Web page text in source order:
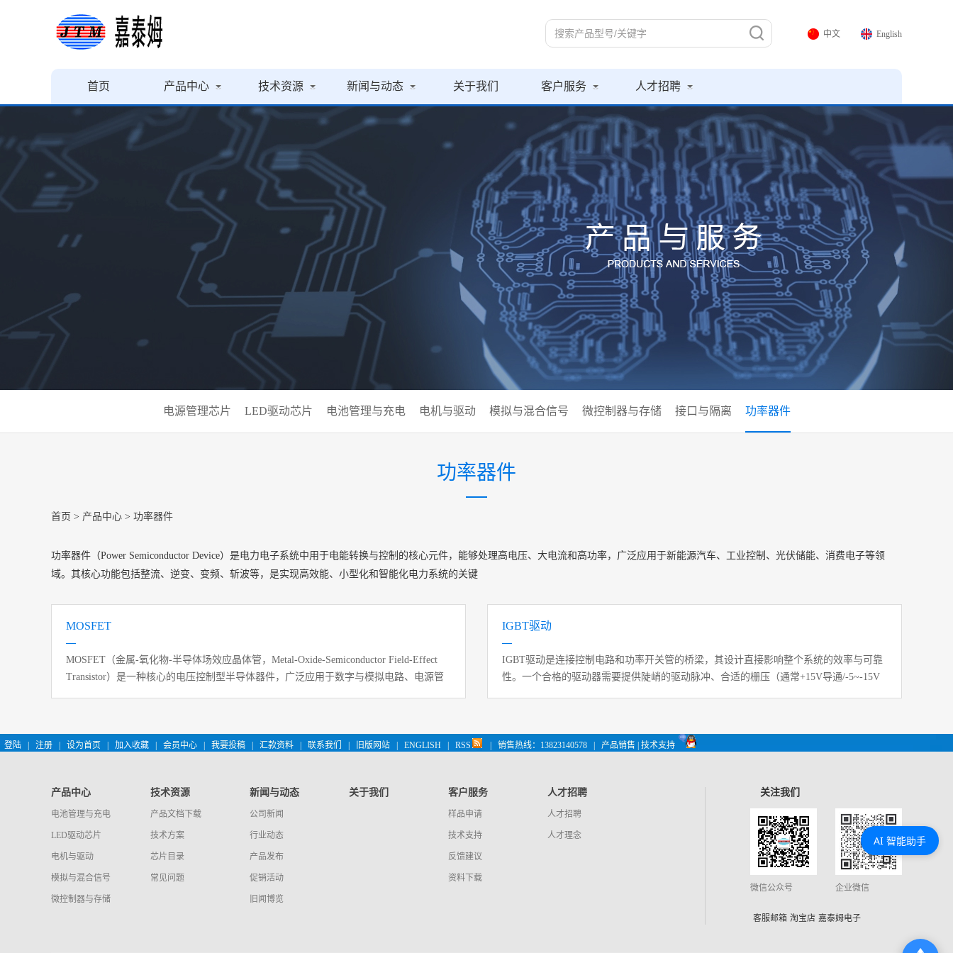
中文 English
首页 产品中心 技术资源 新闻与动态 关于我们 客户服务 人才招聘
电源管理芯片 LED驱动芯片 电池管理与充电 电机与驱动 模拟与混合信号 微控制器与存储 接口与隔离 功率器件
功率器件
首页 > 产品中心 > 功率器件
功率器件‌（Power Semiconductor Device）是电力电子系统中用于‌电能转换与控制‌的核心元件，能够处理高电压、大电流和高功率，广泛应用于新能源汽车、工业控制、光伏储能、消费电子等领
域。其核心功能包括整流、逆变、变频、斩波等，是实现高效能、小型化和智能化电力系统的关键
MOSFET
MOSFET‌（金属-氧化物-半导体场效应晶体管，Metal-Oxide-Semiconductor Field-Effect
Transistor）是一种核心的电压控制型半导体器件，广泛应用于数字与模拟电路、电源管
IGBT驱动
IGBT驱动是连接控制电路和功率开关管的桥梁，其设计直接影响整个系统的效率与可靠
性。一个合格的驱动器需要提供陡峭的驱动脉冲、合适的栅压（通常+15V导通/-5~-15V
登陆 注册 设为首页 加入收藏 会员中心 我要投稿 汇款资料 联系我们 旧版网站 ENGLISH RSS 销售热线：13823140578 产品销售 | 技术支持
产品中心
电池管理与充电
LED驱动芯片
电机与驱动
模拟与混合信号
微控制器与存储
技术资源
产品文档下载
技术方案
芯片目录
常见问题
新闻与动态
公司新闻
行业动态
产品发布
促销活动
旧闻博览
关于我们 客户服务
样品申请
技术支持
反馈建议
资料下载
人才招聘
人才招聘
人才理念
关注我们
微信公众号 企业微信
客服邮箱 淘宝店 嘉泰姆电子
AI 智能助手